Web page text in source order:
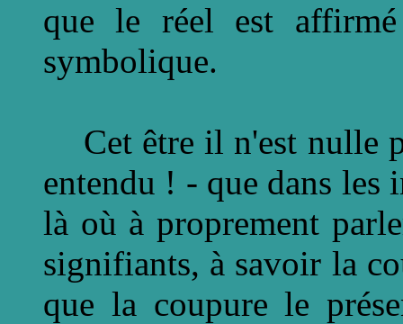
que le réel est
symbolique.
Cet être il n'est nulle
entendu ! - que dans les
là où à proprement
signifiants, à savoir la
que la coupure le